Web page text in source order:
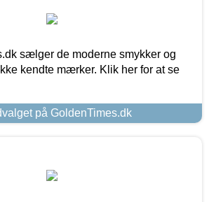
sælger de moderne smykker og
kendte mærker. Klik her for at se
på GoldenTimes.dk